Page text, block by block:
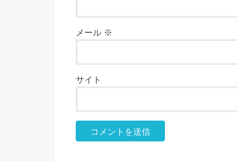
メール ※
サイト